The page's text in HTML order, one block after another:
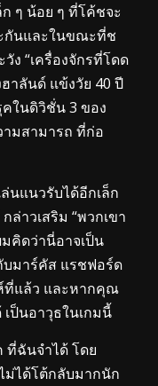
ๆ น้อย ๆ ที่โค้ชจะ
กันและในขณะที่ช
ง “เครื่องจักรที่โดด
าลันด์ แข้งวัย 40 ปี
ในดิวิชั่น 3 ของ
ามสามารถ ที่ก่อ
นแนวรับได้อีกเล็ก
ล่าวเสริม “พวกเขา
คิดว่านี่อาจเป็น
บมาร์คัส แรชฟอร์ด
ที่แล้ว และหากคุณ
ป็นอาวุธในเกมนี้
ที่ฉันจำได้ โดย
ม่ได้โต้กลับมากนัก